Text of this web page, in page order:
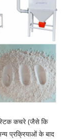
कचरे (जैसे कि
प्रक्रियाओं के बाद